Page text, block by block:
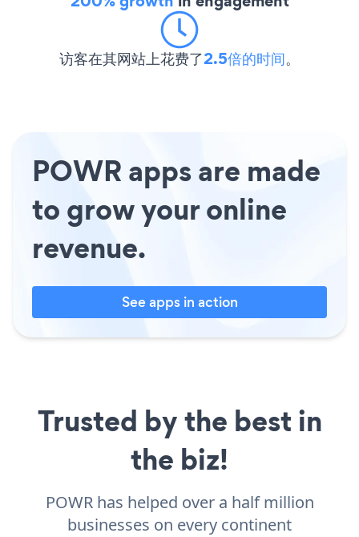
访客在其网站上花费了2.5倍的时间。
POWR apps are made
to grow your online
revenue.
See apps in action
Trusted by the best in
the biz!
POWR has helped over a half million
businesses on every continent